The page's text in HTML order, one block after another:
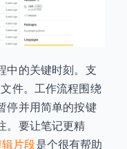
中的关键时刻。支
件。工作流程围绕
停并用简单的按键
。要让笔记更精
片段是个很有帮助